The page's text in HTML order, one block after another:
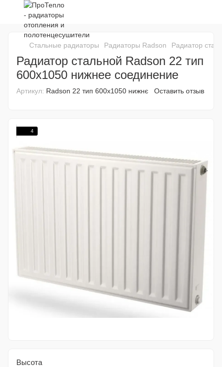
Стальные радиаторы Радиаторы Radson Радиатор
Радиатор стальной Radson 22 тип
600х1050 нижнее соединение
Артикул: Radson 22 тип 600х1050 нижнє Оставить отзыв
4
Высота